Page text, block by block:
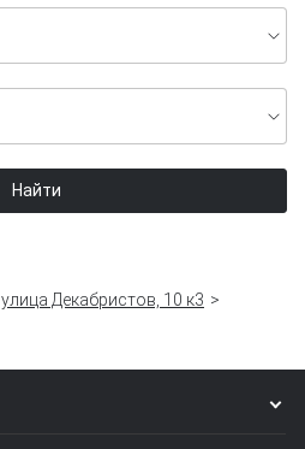
Найти
улица Декабристов, 10 к3